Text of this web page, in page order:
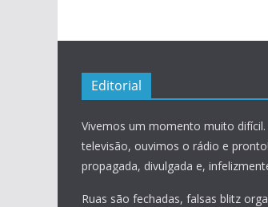
Editorial
Vivemos um momento muito
televisão, ouvimos o rádio e
propagada, divulgada e,
Ruas são fechadas, falsas blitz